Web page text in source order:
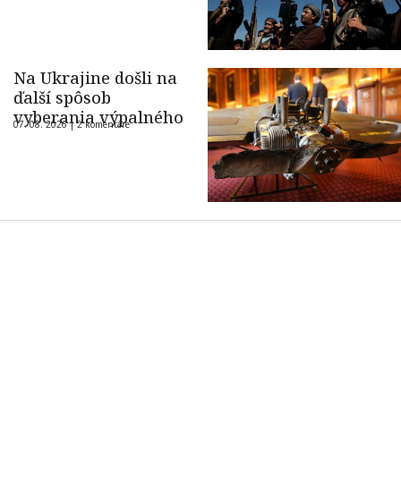
Na Ukrajine došli na
ďalší spôsob
vyberania výpalného
07. 08. 2026 |2 komentáre